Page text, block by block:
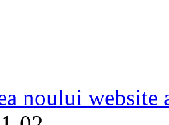
noului website